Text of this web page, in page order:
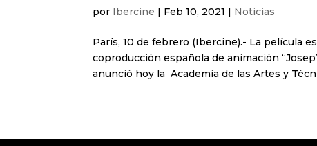
por Ibercine | Feb 10, 2021 | Noticias
París, 10 de febrero (Ibercine).- La película
coproducción española de animación
anunció hoy la Academia de las Artes y